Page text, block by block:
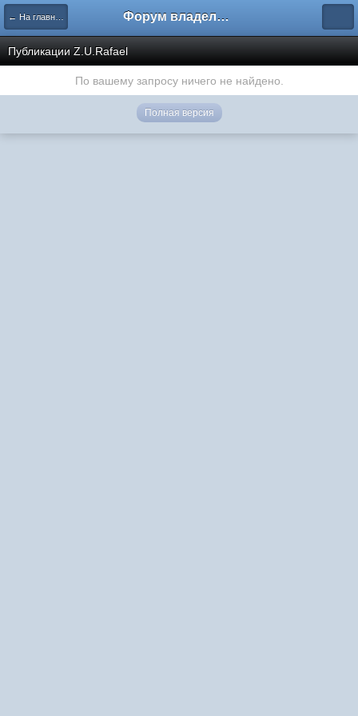
← На главную Форум владельцев интернет-магазинов
Публикации Z.U.Rafael
По вашему запросу ничего не найдено.
Полная версия